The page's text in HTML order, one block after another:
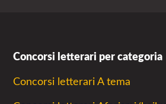
Concorsi letterari per categoria
Concorsi letterari A tema